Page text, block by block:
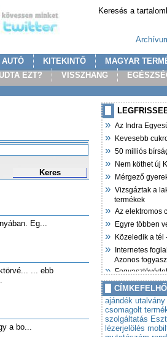
Keresés a
AUTÓ KITEKINTŐ MAGYAR
EZT? VISSZHANG
Keres
Eg...
... ebb
a bo...
» Az Indra
» Kevesebb
» 50 milliós
» Nem köthet új
» Mérgező
» Vizsgáztak a
termékek
» Az elektromos
» Egyre többen
» Közeledik a tél
»
Internetes
Azonos
»
» Autót venne?
» Tovább
vonatkozó
CÍMKEFELHŐ
ajándék utalvány
csomagolt
szolgáltatás
lézerjelölés